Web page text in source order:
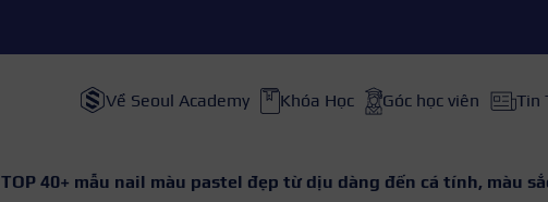
Về Seoul Academy Khóa Học Góc học viên Tin
TOP 40+ mẫu nail màu pastel đẹp từ dịu dàng đến cá tính, màu